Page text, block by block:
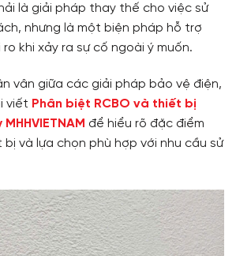
là giải pháp thay thế cho việc sử
nhưng là một biện pháp hỗ trợ
khi xảy ra sự cố ngoài ý muốn.
vân giữa các giải pháp bảo vệ điện,
viết Phân biệt RCBO và thiết bị
để hiểu rõ đặc điểm
và lựa chọn phù hợp với nhu cầu sử